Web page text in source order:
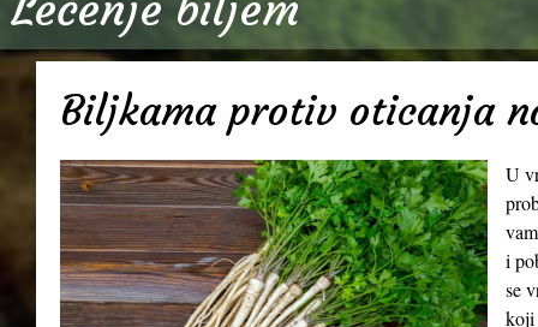
Biljkama protiv oticanja
U
i
se
koji